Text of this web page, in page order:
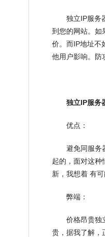
独立IP服务器
到您的网站。如
价。而IP地址不
他用户影响。防
独立IP服务
优点：
避免同服务器
起的，面对这种
新，我想着 有
弊端：
价格昂贵独立
贵，据我了解，